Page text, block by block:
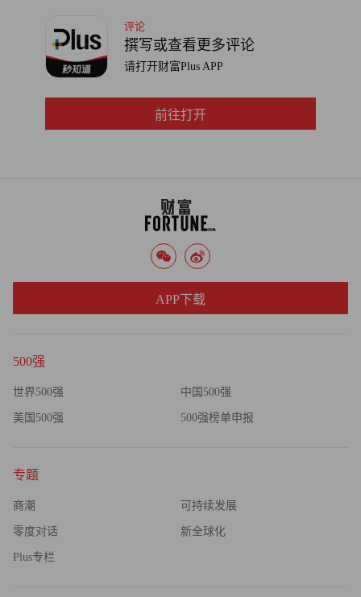
评论
撰写或查看更多评论
请打开财富Plus APP
前往打开
500强
世界500强 中国500强
美国500强 500强榜单申报
专题
商潮 可持续发展
零度对话 新全球化
Plus专栏
APP下载